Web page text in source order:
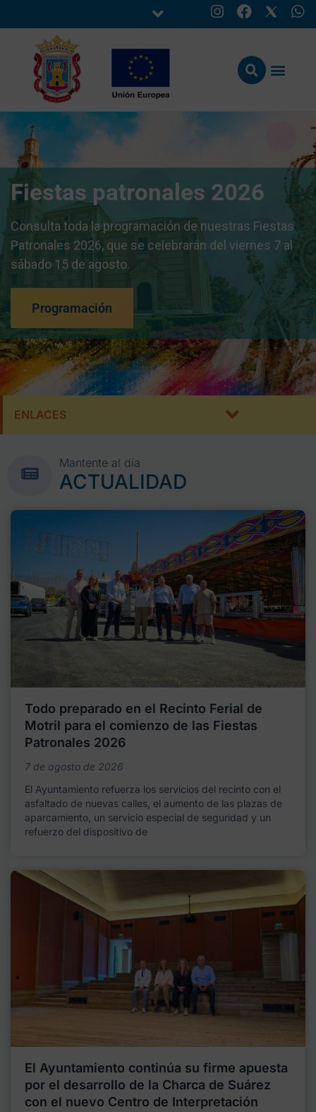
Fiestas patronales 2026
Consulta toda la programación de nuestras Fiestas
Patronales 2026, que se celebrarán del viernes 7 al
sábado 15 de agosto.
Programación
ENLACES
Mantente al día
ACTUALIDAD
Todo preparado en el Recinto Ferial de
Motril para el comienzo de las Fiestas
Patronales 2026
7 de agosto de 2026
El Ayuntamiento refuerza los servicios del recinto con el
asfaltado de nuevas calles, el aumento de las plazas de
aparcamiento, un servicio especial de seguridad y un
refuerzo del dispositivo de
El Ayuntamiento continúa su firme apuesta
por el desarrollo de la Charca de Suárez
con el nuevo Centro de Interpretación